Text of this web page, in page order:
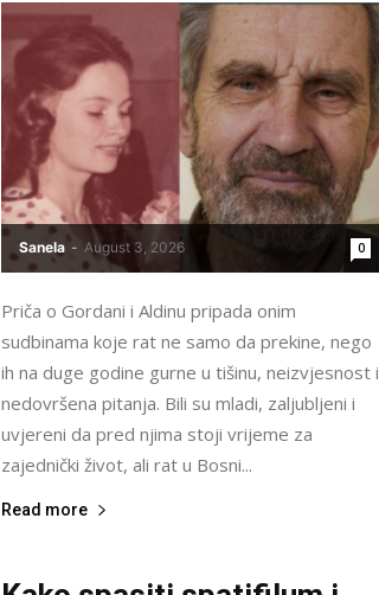
Sanela - August 3, 2026 0
Priča o Gordani i Aldinu pripada onim
sudbinama koje rat ne samo da prekine, nego
ih na duge godine gurne u tišinu, neizvjesnost i
nedovršena pitanja. Bili su mladi, zaljubljeni i
uvjereni da pred njima stoji vrijeme za
zajednički život, ali rat u Bosni...
Read more